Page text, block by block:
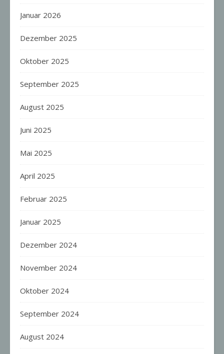
Januar 2026
Dezember 2025
Oktober 2025
September 2025
August 2025
Juni 2025
Mai 2025
April 2025
Februar 2025
Januar 2025
Dezember 2024
November 2024
Oktober 2024
September 2024
August 2024